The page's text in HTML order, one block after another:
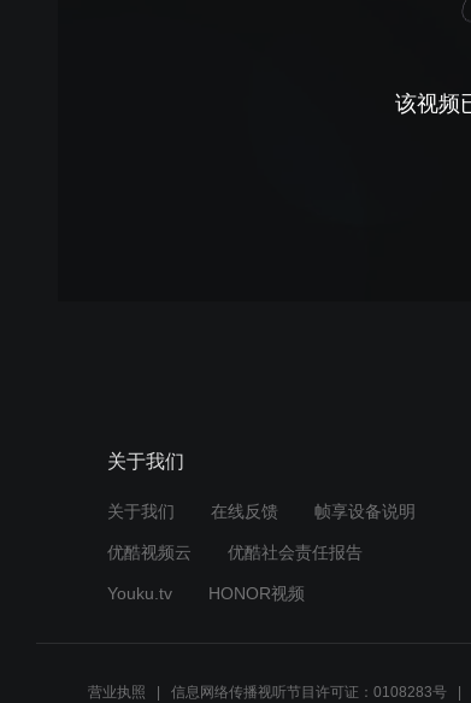
该视频
关于我们
关于我们 在线反馈 帧享设备说明
优酷视频云 优酷社会责任报告
Youku.tv HONOR视频
营业执照 信息网络传播视听节目许可证：0108283号